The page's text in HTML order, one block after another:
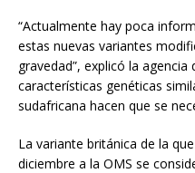
“Actualmente hay poca
estas nuevas variantes
gravedad”, explicó la
características genéticas
sudafricana hacen que se
La variante británica de la
diciembre a la OMS se